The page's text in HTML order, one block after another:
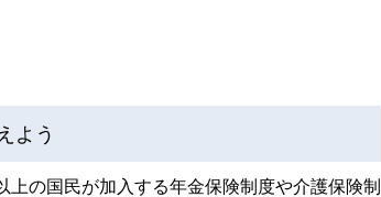
よう
の国民が加入する年金保険制度や介護保険制